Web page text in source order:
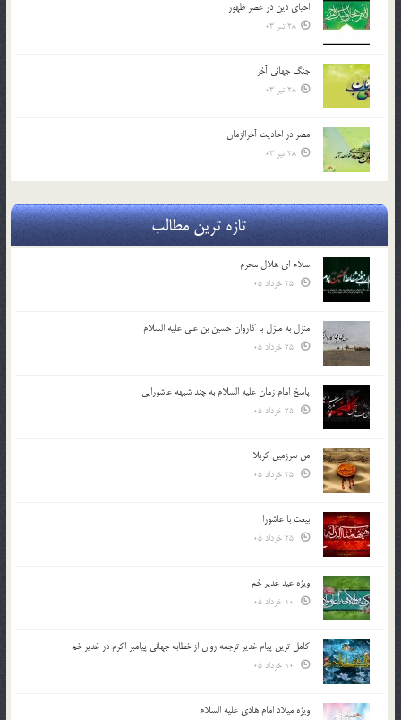
احياي دين در عصر ظهور
28 تیر 03
جنگ جهاني آخر
28 تیر 03
مصر در احادیث آخرالزمان
28 تیر 03
تازه ترین مطالب
سلام ای هلال محرم
منزل به منزل با کاروان حسین بن علی علیه السلام
پاسخ امام زمان علیه السلام به چند شبهه عاشورایی
من سرزمین کربلا
بیعت با عاشورا
ویژه عید غدیر خم
کامل ترین پیام غدیر ترجمه روان از خطابه جهانی پیامبر اکرم در غدیر خم
ویژه میلاد امام هادی علیه السلام